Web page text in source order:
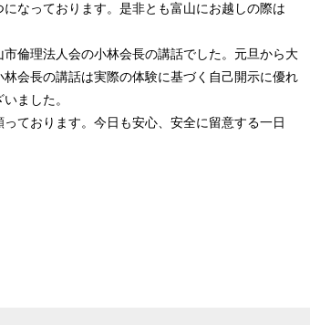
なっております。是非とも富山にお越しの際は
倫理法人会の小林会長の講話でした。元旦から大
会長の講話は実際の体験に基づく自己開示に優れ
ました。
ております。今日も安心、安全に留意する一日